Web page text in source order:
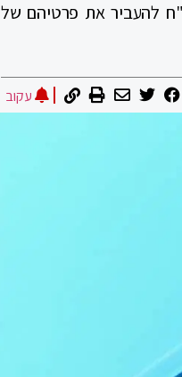
להעביר את פרטיהם של
עקוב